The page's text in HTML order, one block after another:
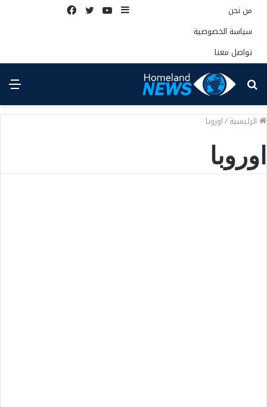
من نحن
سياسة الخصوصية
تواصل معنا
إضافة يوتيوبتويتر
بحث
عن
الرئيسية/اوروبا
اوروبا